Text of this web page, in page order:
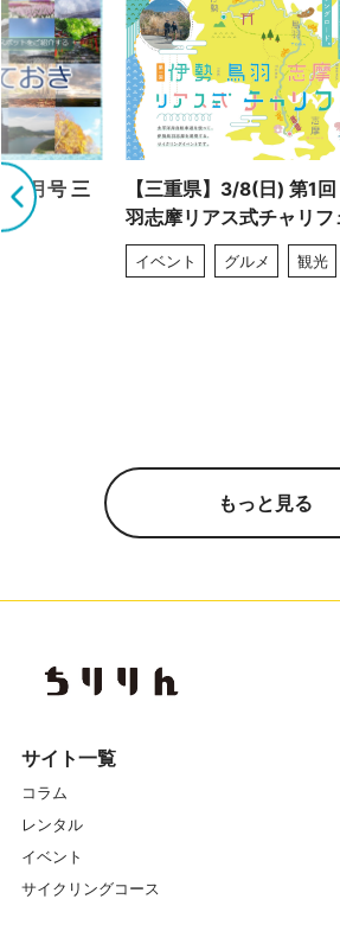
9月号 三
【三重県】3/8(日) 第1
羽志摩リアス式チャリフ
イベント グルメ 観光
もっと見る
サイト一覧
コラム
レンタル
イベント
サイクリングコース